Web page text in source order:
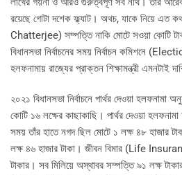
রয়েছে গোটা দশেক ফ্ল্যাট। অথচ, যাকে নিয়ে এত
Chatterjee) সম্পত্তি নাকি মোটে সওয়া কোটি
বিধানসভা নির্বাচনের সময় নির্বাচন কমিশনে
হলফনামায় রাজ্যের প্রাক্তন শিক্ষামন্ত্রী এমনটাই
২০২১ বিধানসভা নির্বাচনে পার্থর দেওয়া হলফনামা
কোটি ১৬ লক্ষের কাছাকাছি। পার্থর দেওয়া হলফনামা
সময় তাঁর হাতে নগদ ছিল মোটে ১ লক্ষ ৪৮ হাজার
লক্ষ ৪৬ হাজার টাকা। জীবন বিমার (Life
টাকার। সব মিলিয়ে অস্থাবর সম্পত্তি ৯১ লক্ষ